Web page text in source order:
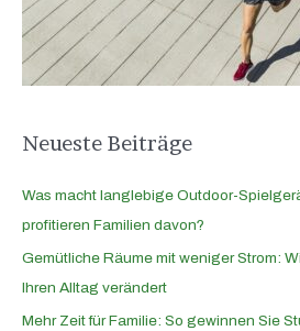
a
c
Neueste Beiträge
Was macht langlebige Outdoor-
profitieren Familien davon?
Gemütliche Räume mit weniger Strom:
Ihren Alltag verändert
Mehr Zeit für Familie: So gewinnen Sie